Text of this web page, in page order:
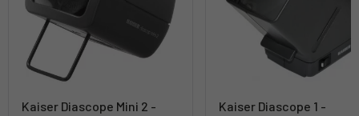
Kaiser Diascope Mini 2 -
Kaiser Diascope 1 -